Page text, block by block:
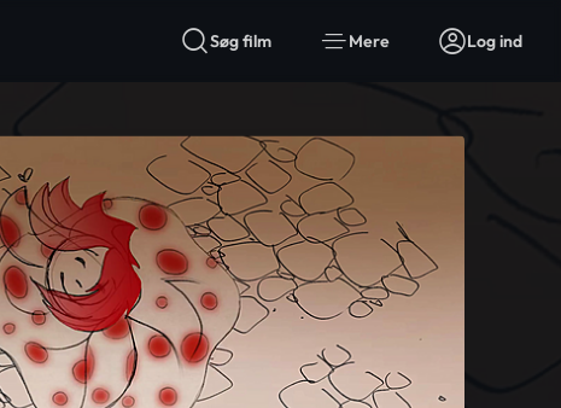
Søg film Mere Log ind